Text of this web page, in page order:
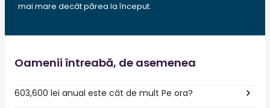
mai mare decât părea la început.
Oamenii întreabă, de asemenea
603,600 lei anual este cât de mult Pe ora?